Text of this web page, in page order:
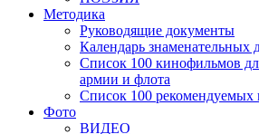
Методика
Руководящие документы
Календарь знаменательных
Список 100 кинофильмов
армии и флота
Список 100
Фото
ВИДЕО